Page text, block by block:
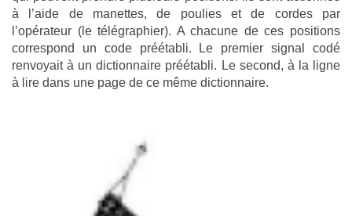
à l’aide de manettes, de poulies et de cordes par
l’opérateur (le télégraphier). A chacune de ces positions
correspond un code préétabli. Le premier signal codé
renvoyait à un dictionnaire préétabli. Le second, à la ligne
à lire dans une page de ce même dictionnaire.